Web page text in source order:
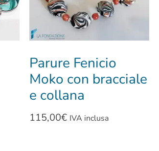
Parure Fenicio
Moko con bracciale
e collana
115,00€ IVA inclusa